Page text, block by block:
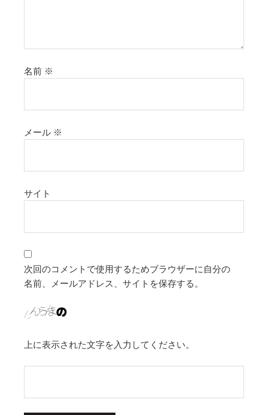
名前 ※
メール ※
サイト
次回のコメントで使用するためブラウザーに自分の
名前、メールアドレス、サイトを保存する。
上に表示された文字を入力してください。